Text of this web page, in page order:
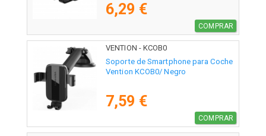
6,29 €
COMPRAR
VENTION - KCOB0
Soporte de Smartphone para Coche
Vention KCOB0/ Negro
7,59 €
COMPRAR